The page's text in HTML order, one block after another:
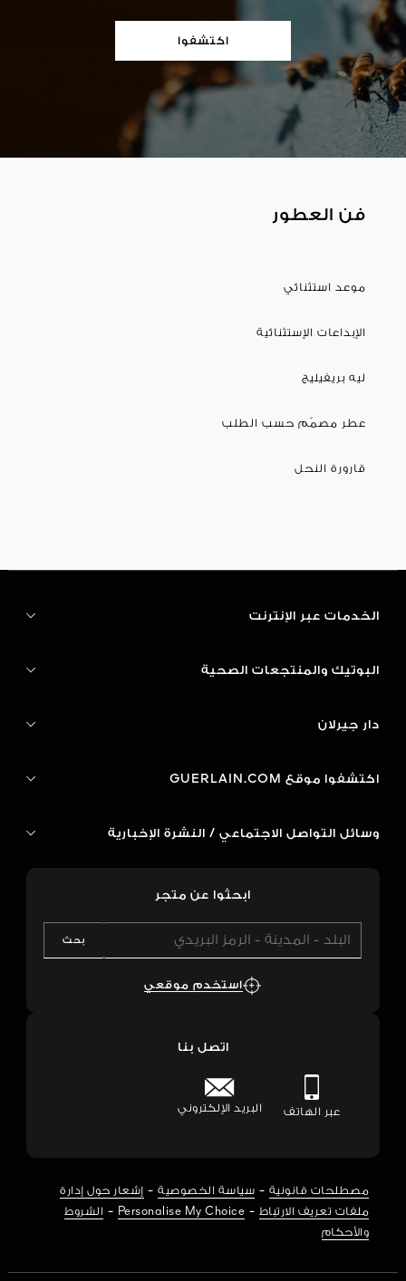
اكتشفوا
فن العطور
موعد استثنائي
الإبداعات الإستثنائية
ليه بريفيليج
عطر مصمّم حسب الطلب
قارورة النحل
الخدمات عبر الإنترنت
البوتيك والمنتجعات الصحية
دار جيرلان
اكتشفوا موقع GUERLAIN.COM
وسائل التواصل الاجتماعي / النشرة الإخبارية
ابحثوا عن متجر
بحث
استخدم موقعي
اتصل بنا
عبر الهاتف البريد الإلكتروني
مصطلحات قانونية - سياسة الخصوصية - إشعار حول إدارة
ملفات تعريف الارتباط -
Personalise My Choice
- الشروط
والأحكام